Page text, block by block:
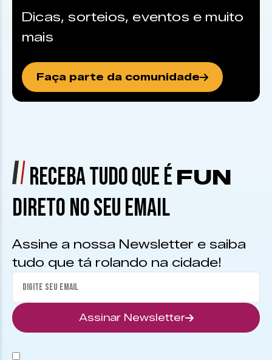
Dicas, sorteios, eventos e muito
mais
Faça parte da comunidade
RECEBA TUDO QUE É FUN
DIRETO NO SEU EMAIL
Assine a nossa Newsletter e saiba
tudo que tá rolando na cidade!
Assinar Newsletter